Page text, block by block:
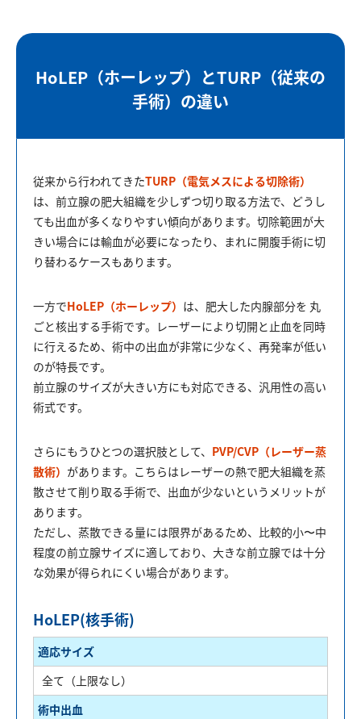
HoLEP（ホーレップ）とTURP（従来の
手術）の違い
従来から行われてきたTURP（電気メスによる切除術）
は、前立腺の肥大組織を少しずつ切り取る方法で、どうし
ても出血が多くなりやすい傾向があります。切除範囲が大
きい場合には輸血が必要になったり、まれに開腹手術に切
り替わるケースもあります。
一方でHoLEP（ホーレップ） は、肥大した内腺部分を 丸
ごと核出する手術です。レーザーにより切開と止血を同時
に行えるため、術中の出血が非常に少なく、再発率が低い
のが特長です。
前立腺のサイズが大きい方にも対応できる、汎用性の高い
術式です。
さらにもうひとつの選択肢として、 PVP/CVP（レーザー蒸
散術） があります。こちらはレーザーの熱で肥大組織を蒸
散させて削り取る手術で、出血が少ないというメリットが
あります。
ただし、蒸散できる量には限界があるため、比較的小〜中
程度の前立腺サイズに適しており、大きな前立腺では十分
な効果が得られにくい場合があります。
HoLEP(核手術)
適応サイズ
全て（上限なし）
術中出血